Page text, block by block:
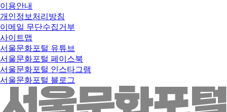
이용안내
개인정보처리방침
이메일 무단수집거부
사이트맵
서울문화포털 유튜브
서울문화포털 페이스북
서울문화포털 인스타그램
서울문화포털 블로그